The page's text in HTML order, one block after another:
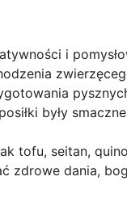
i
były
tofu, seitan,
zdrowe dania,